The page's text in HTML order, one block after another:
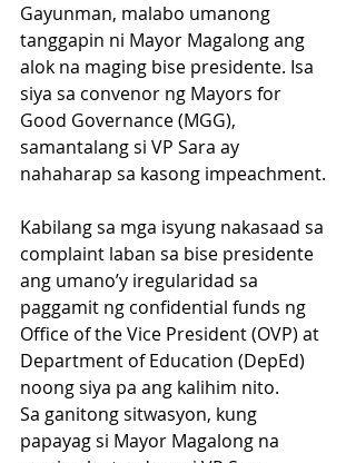
Gayunman, malabo umanong
tanggapin ni Mayor Magalong ang
alok na maging bise presidente. Isa
siya sa convenor ng Mayors for
Good Governance (MGG),
samantalang si VP Sara ay
nahaharap sa kasong impeachment.
Kabilang sa mga isyung nakasaad sa
complaint laban sa bise presidente
ang umano’y iregularidad sa
paggamit ng confidential funds ng
Office of the Vice President (OVP) at
Department of Education (DepEd)
noong siya pa ang kalihim nito.
Sa ganitong sitwasyon, kung
papayag si Mayor Magalong na